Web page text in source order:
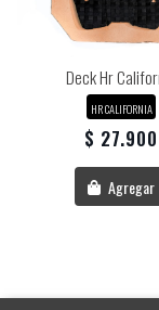
Deck Hr
HR CALIFORNIA
$ 27.900
Agregar